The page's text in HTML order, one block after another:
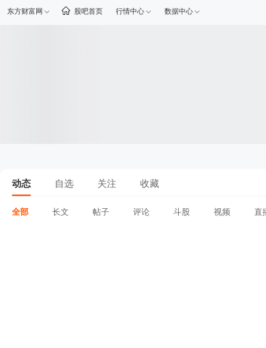
东方财富网 股吧首页 行情中心 数据中心
动态 自选 关注 收藏
全部 长文 帖子 评论 斗股 视频 直